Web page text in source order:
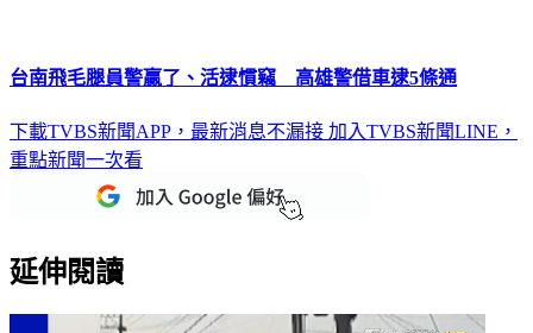
台南飛毛腿員警贏了、活逮慣竊 高雄警借車逮5條通
下載TVBS新聞APP，最新消息不漏接 加入TVBS新聞LINE，
重點新聞一次看
延伸閱讀